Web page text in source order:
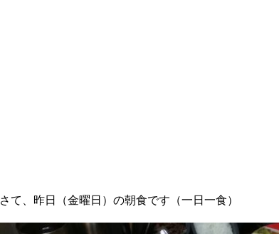
さて、昨日（金曜日）の朝食です（一日一食）